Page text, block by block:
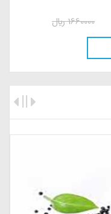
1660000ريال